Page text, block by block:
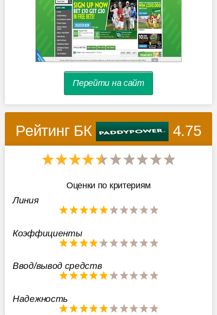
Перейти на сайт
Рейтинг БК 4.75
Оценки по критериям
Линия
Коэффициенты
Ввод/вывод средств
Надежность